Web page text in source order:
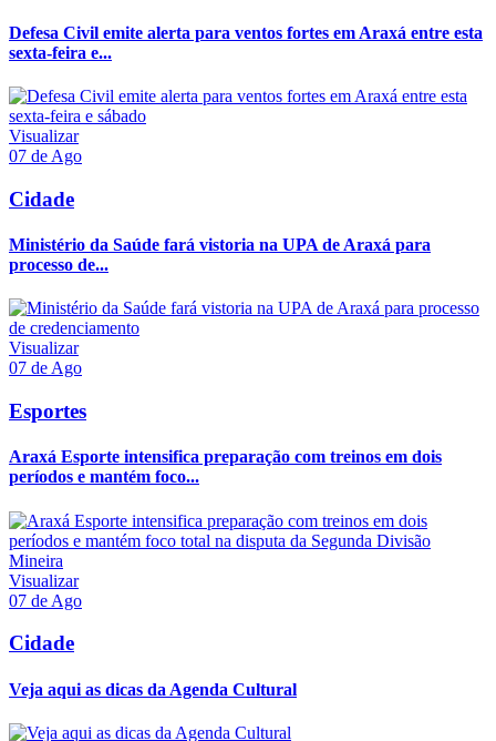
Defesa Civil emite alerta para ventos fortes em Araxá entre esta
sexta-feira e...
Visualizar
07 de Ago
Cidade
Ministério da Saúde fará vistoria na UPA de Araxá para
processo de...
Visualizar
07 de Ago
Esportes
Araxá Esporte intensifica preparação com treinos em dois
períodos e mantém foco...
Visualizar
07 de Ago
Cidade
Veja aqui as dicas da Agenda Cultural